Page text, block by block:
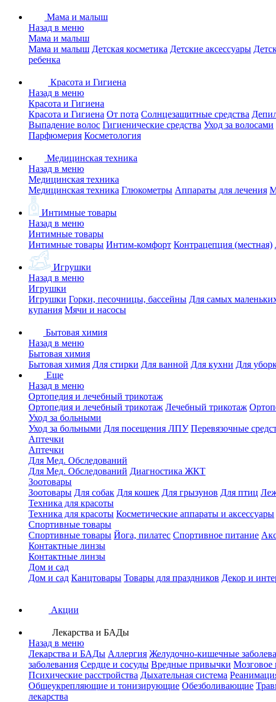
Мама и малыш
Назад в меню
Мама и малыш
Мама и малыш Детская косметика Детские аксессуары
ребенка
Красота и Гигиена
Назад в меню
Красота и Гигиена
Красота и Гигиена От пота Солнцезащитные средства
Выпадение волос Гигиенические средства Уход за волосами
Парфюмерия Косметология
Медицинская техника
Назад в меню
Медицинская техника
Медицинская техника Глюкометры Аппараты для лечения
Интимные товары
Назад в меню
Интимные товары
Интимные товары Интим-комфорт Контрацепция (местная)
Игрушки
Назад в меню
Игрушки
Игрушки Горки, песочницы, бассейны Для самых
купания Мячи и насосы
Бытовая химия
Назад в меню
Бытовая химия
Бытовая химия Для стирки Для ванной Для кухни Для
Еще
Назад в меню
Ортопедия и лечебный трикотаж
Ортопедия и лечебный трикотаж Лечебный трикотаж
Уход за больными
Уход за больными Для посещения ЛПУ Перевязочные
Аптечки
Аптечки
Для Мед. Обследований
Для Мед. Обследований Диагностика ЖКТ
Зоотовары
Зоотовары Для собак Для кошек Для грызунов Для птиц
Техника для красоты
Техника для красоты Косметические аппараты и аксессуары
Спортивные товары
Спортивные товары Йога, пилатес Спортивное питание
Контактные линзы
Контактные линзы
Дом и сад
Дом и сад Канцтовары Товары для праздников Декор и
Акции
Лекарства и БАДы
Назад в меню
Лекарства и БАДы Аллергия Желудочно-кишечные
заболевания Сердце и сосуды Вредные привычки Мозговое
Психические расстройства Дыхательная система
Общеукрепляющие и тонизирующие Обезболивающие
лекарства